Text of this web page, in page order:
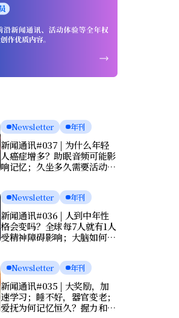
Newsletter 年刊
新闻通讯#037 | 为什么年轻
人癌症增多？助眠音频可能影
响记忆；久坐多久需要活动一
Newsletter 年刊
新闻通讯#036 | 人到中年性
格会变吗？全球每7人就有1人
受精神障碍影响；大脑如何清
亡？
Newsletter 年刊
新闻通讯#035 | 大奖励，加
速学习；睡不好，器官变老；
爱抚为何记忆恒久？握力和写